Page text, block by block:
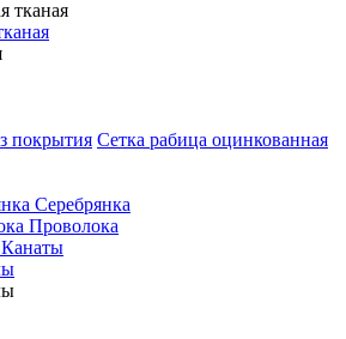
покрытия Сетка рабица оцинкованная
Серебрянка
Проволока
Канаты